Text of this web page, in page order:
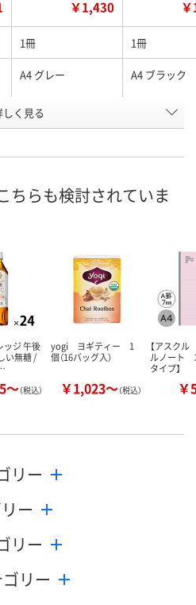
￥1,430
1冊 1冊
A4 グレー A4 ブラック
RE29173 RH29175
カゴへ カ
しく見る
ちらも検討されていま
ッジ 午後
い無糖 /
～（税込）
yogi ヨギティー 1
個（16バッグ入）
￥1,023～（税込）
【アスク
ルノート
タイプ】
￥
リー
ー
リー
リー